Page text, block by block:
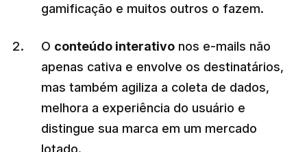
gamificação e muitos outros o fazem.
O conteúdo interativo nos e-mails não
apenas cativa e envolve os destinatários,
mas também agiliza a coleta de dados,
melhora a experiência do usuário e
distingue sua marca em um mercado
lotado.